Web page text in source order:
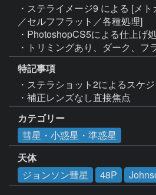
・ステライメージ9 による [メ
／セルフフラット／各種処理]
・PhotoshopCS5による仕上げ
・トリミングあり、ダーク、フ
特記事項
・ステラショット2によるスケ
・補正レンズなし直接焦点
カテゴリー
彗星・小惑星・準惑星
天体
ジョンソン彗星
48P